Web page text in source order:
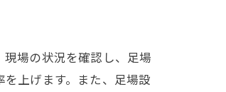
場の状況を確認し、足場
上げます。また、足場設